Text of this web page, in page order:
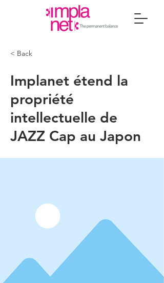
< Back
Implanet étend la
propriété
intellectuelle de
JAZZ Cap au Japon